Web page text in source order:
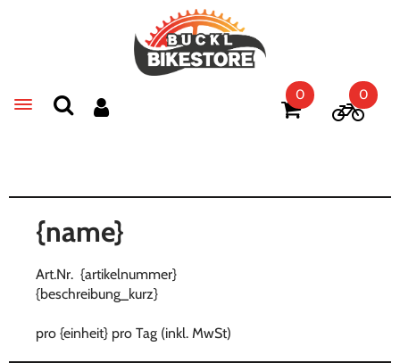
Toggle navigation
0 0
{name}
Art.Nr. {artikelnummer}
{beschreibung_kurz}
pro {einheit} pro Tag (inkl. MwSt)